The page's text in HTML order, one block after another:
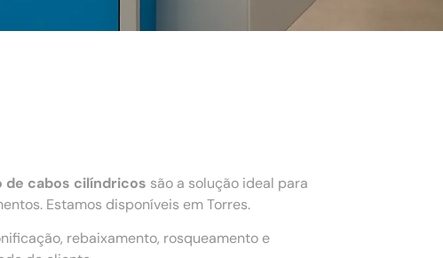
de cabos cilíndricos são a solução ideal para
Estamos disponíveis em Torres.
rebaixamento, rosqueamento e